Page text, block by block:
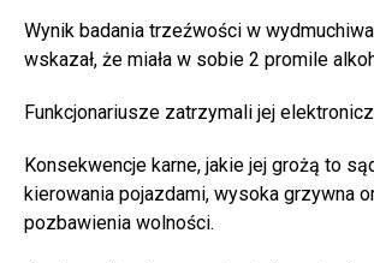
Wynik badania trzeźwości w
wskazał, że miała w sobie 2 promile
Funkcjonariusze zatrzymali jej
Konsekwencje karne, jakie jej grożą to
kierowania pojazdami, wysoka grzywna
pozbawienia wolności.